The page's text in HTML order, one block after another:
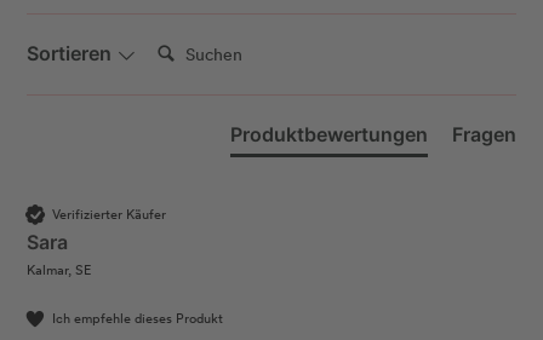
Sortieren Suchen:
Produktbewertungen Fragen
Verifizierter Käufer
Sara
Kalmar, SE
Ich empfehle dieses Produkt